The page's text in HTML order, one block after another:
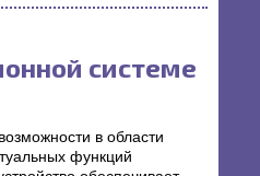
системе
в области
функций